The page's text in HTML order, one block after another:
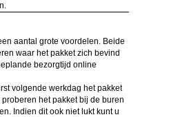
aantal grote voordelen. Beide
waar het pakket zich bevind
bezorgtijd online
volgende werkdag het pakket
het pakket bij de buren
Indien dit ook niet lukt kunt u